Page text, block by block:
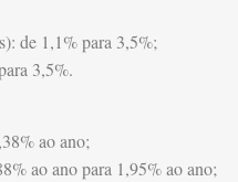
de 1,1% para 3,5%;
3,5%.
ao ano;
ao ano para 1,95% ao ano;